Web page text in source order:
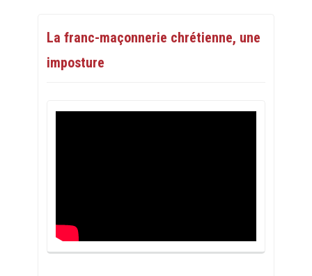
La franc-maçonnerie chrétienne, une
imposture